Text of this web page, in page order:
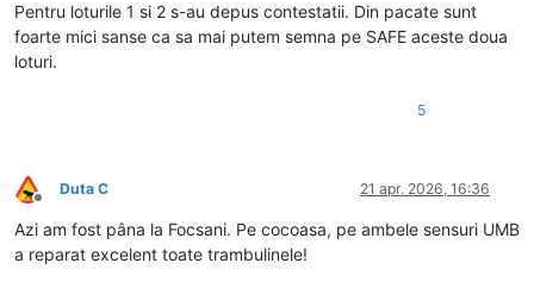
Pentru loturile 1 si 2 s-au depus contestatii. Din pacate sunt
foarte mici sanse ca sa mai putem semna pe SAFE aceste doua
loturi.
5
Deconectat
Duta C 21 apr. 2026, 16:36
Azi am fost pâna la Focsani. Pe cocoasa, pe ambele sensuri UMB
a reparat excelent toate trambulinele!